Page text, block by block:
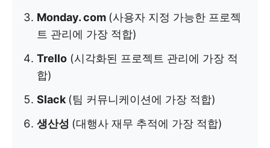
Monday. com (사용자 지정 가능한 프로젝
트 관리에 가장 적합)
Trello (시각화된 프로젝트 관리에 가장 적
합)
Slack (팀 커뮤니케이션에 가장 적합)
생산성 (대행사 재무 추적에 가장 적합)